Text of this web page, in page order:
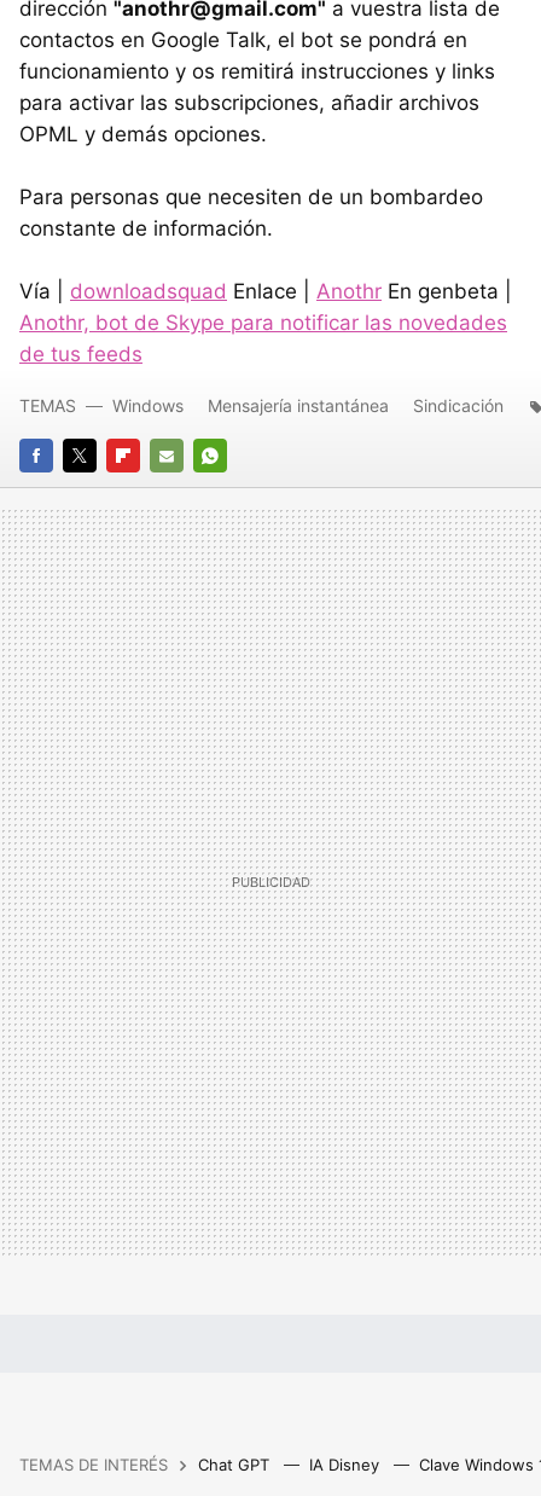
dirección "anothr@gmail.com" a vuestra lista de
contactos en Google Talk, el bot se pondrá en
funcionamiento y os remitirá instrucciones y links
para activar las subscripciones, añadir archivos
OPML y demás opciones.
Para personas que necesiten de un bombardeo
constante de información.
Vía | downloadsquad Enlace | Anothr En genbeta |
Anothr, bot de Skype para notificar las novedades
de tus feeds
FACEBOOK
TWITTERFLIPBOARD
E-
MAIL
WHATSAPP
TEMAS Windows Mensajería instantánea Sindicación
TEMAS DE INTERÉS Chat GPT IA Disney Clave Windows